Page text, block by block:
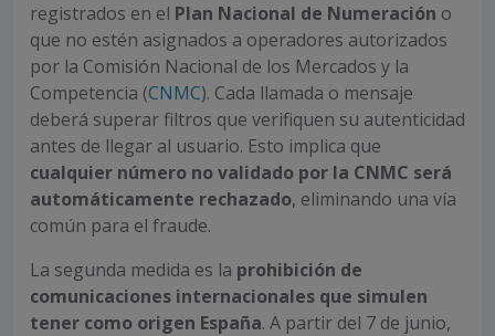
registrados en el Plan Nacional de Numeración o
que no estén asignados a operadores autorizados
por la Comisión Nacional de los Mercados y la
Competencia (CNMC). Cada llamada o mensaje
deberá superar filtros que verifiquen su autenticidad
antes de llegar al usuario. Esto implica que
cualquier número no validado por la CNMC será
automáticamente rechazado, eliminando una vía
común para el fraude.
La segunda medida es la prohibición de
comunicaciones internacionales que simulen
tener como origen España. A partir del 7 de junio,